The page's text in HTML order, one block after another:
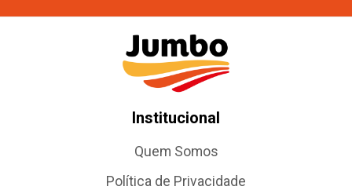
Institucional
Quem Somos
Política de Privacidade